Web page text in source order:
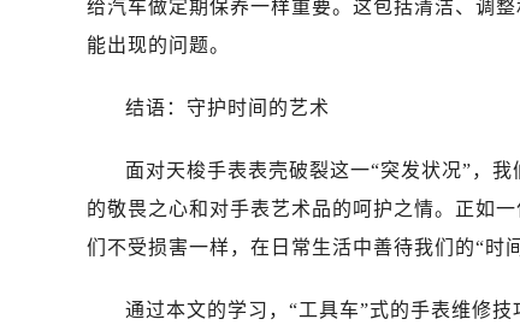
给汽车做定期保养一样重要。这包括清洁、调
能出现的问题。
结语：守护时间的艺术
面对天梭手表表壳破裂这一“突发状况”，
的敬畏之心和对手表艺术品的呵护之情。正如
们不受损害一样，在日常生活中善待我们的“时
通过本文的学习，“工具车”式的手表维修